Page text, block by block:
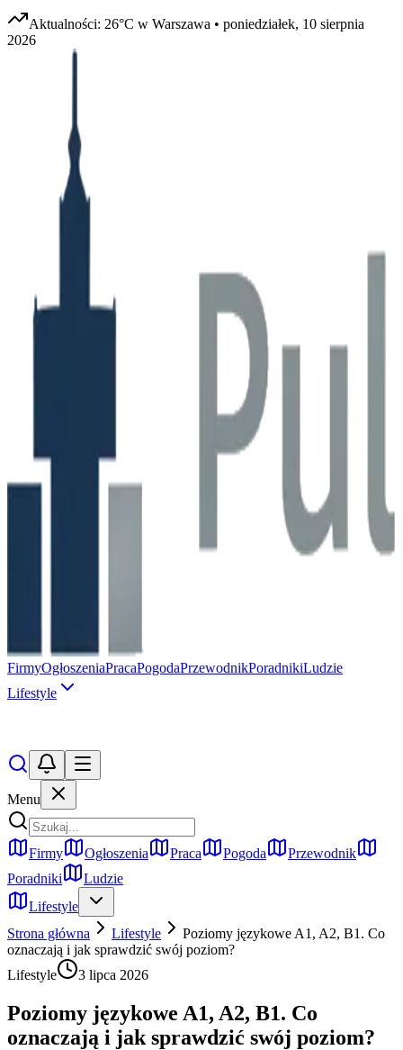
Aktualności: 26°C w Warszawa • poniedziałek, 10 sierpnia
2026
FirmyOgłoszeniaPracaPogodaPrzewodnikPoradnikiLudzie
Lifestyle
Menu
Firmy Ogłoszenia Praca Pogoda
Przewodnik
Poradniki
Ludzie
Lifestyle
Strona główna
Lifestyle
Poziomy językowe A1, A2, B1. Co
oznaczają i jak sprawdzić swój poziom?
Lifestyle
3 lipca 2026
Poziomy językowe A1, A2, B1. Co
oznaczają i jak sprawdzić swój poziom?